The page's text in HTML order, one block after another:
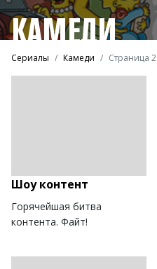
КАМЕДИ
Сериалы Камеди Страница 2
Шоу контент
Горячейшая битва
контента. Файт!